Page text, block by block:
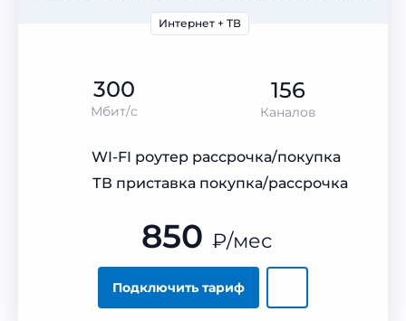
Интернет + ТВ
300
Мбит/с
156
Каналов
WI-FI роутер рассрочка/покупка
ТВ приставка покупка/рассрочка
Подключить тариф
850 ₽/мес